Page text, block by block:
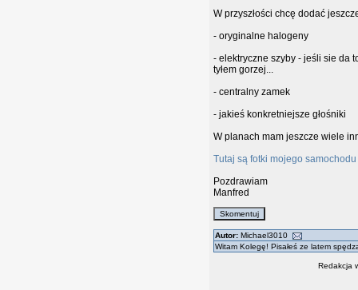
W przyszłości chcę dodać
- oryginalne halogeny
- elektryczne szyby - jeśli sie da
tyłem gorzej...
- centralny zamek
- jakieś konkretniejsze głośniki
W planach mam jeszcze wiele
Tutaj są fotki mojego
Pozdrawiam
Manfred
Autor: Michael3010
Witam Kolegę! Pisałeś ze latem
Redakcja